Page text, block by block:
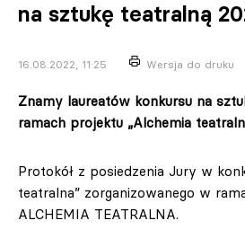
na sztukę teatralną
16.08.2022, 11:25 Wersja do druku
Znamy laureatów konkursu na
ramach projektu „Alchemia
Protokół z posiedzenia Jury w
teatralna” zorganizowanego w
ALCHEMIA TEATRALNA.